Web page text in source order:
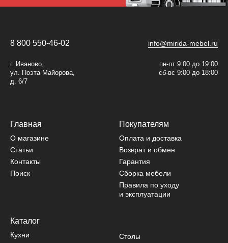
Главная
info@mirida-mebel.ru
г. Иваново,
ул. Поэта Майорова,
д. 6/7
О магазине
пн-пт 9:00 до 19:00
сб-вс 9:00 до 18:00
8 800 550-46-02
Статьи
Контакты
Поиск
Покупателям
Оплата и доставка
Возврат и обмен
Гарантия
Сборка мебели
Каталог
Кухни
Столы
Правила по уходу
и эксплуатации